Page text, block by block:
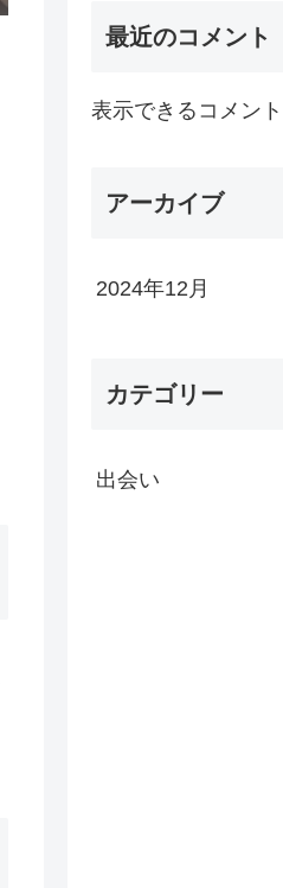
最近のコメント
表示できるコメン
アーカイブ
2024年12月
カテゴリー
出会い